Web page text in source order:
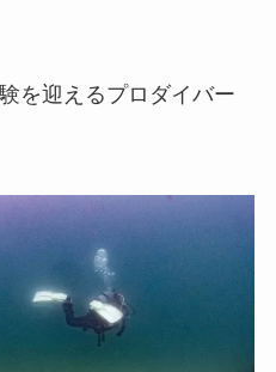
を迎えるプロダイバー